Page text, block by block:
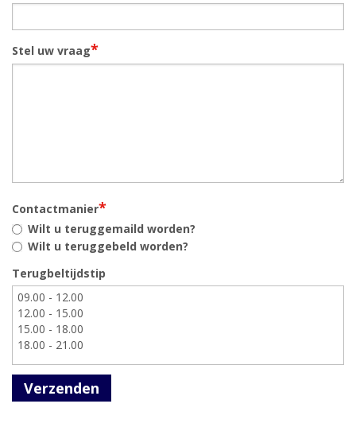
Stel uw vraag*
Contactmanier*
Wilt u teruggemaild worden?
Wilt u teruggebeld worden?
Terugbeltijdstip
Verzenden